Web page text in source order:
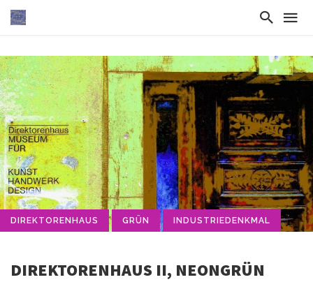
DIREKTORENHAUS GRÜN INDUSTRIEDENKMAL
DIREKTORENHAUS II, NEONGRÜN